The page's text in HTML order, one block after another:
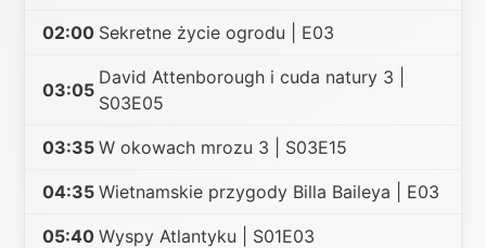
02:00 Sekretne życie ogrodu | E03
03:05
David Attenborough i cuda natury 3 |
S03E05
03:35 W okowach mrozu 3 | S03E15
04:35 Wietnamskie przygody Billa Baileya | E03
05:40 Wyspy Atlantyku | S01E03